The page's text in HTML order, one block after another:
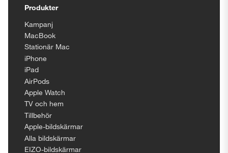
Produkter
Kampanj
MacBook
Stationär Mac
iPhone
iPad
AirPods
Apple Watch
TV och hem
Tillbehör
Apple-bildskärmar
Alla bildskärmar
EIZO-bildskärmar